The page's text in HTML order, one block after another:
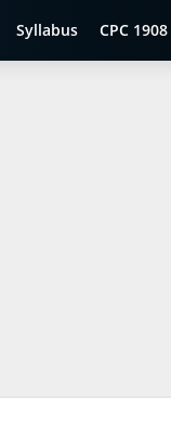
Syllabus CPC 1908